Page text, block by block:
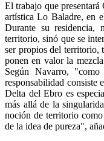
El trabajo que
artística Lo Baladre, en
Durante su
territorio, sinó que se
ser propios del territorio,
ponen en valor la
Según Navarro, "como
responsabilidad consiste
Delta del Ebro es
más allá de la
noción de territorio
de la idea de pureza",